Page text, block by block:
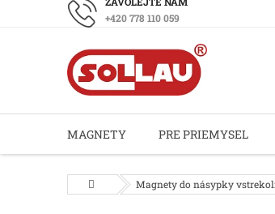
+420 778 110 059
MAGNETY PRE PRIEMYSEL
DomovMagnety do násypky